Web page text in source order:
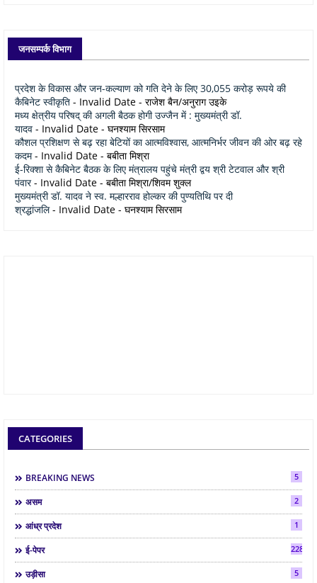
जनसम्पर्क विभाग
प्रदेश के विकास और जन-कल्याण को गति देने के लिए 30,055 करोड़ रूपये की
कैबिनेट स्वीकृति - Invalid Date - राजेश बैन/अनुराग उइके
मध्य क्षेत्रीय परिषद् की अगली बैठक होगी उज्जैन में : मुख्यमंत्री डॉ.
यादव - Invalid Date - घनश्याम सिरसाम
कौशल प्रशिक्षण से बढ़ रहा बेटियों का आत्मविश्वास, आत्मनिर्भर जीवन की ओर बढ़ रहे
कदम- Invalid Date - बबीता मिश्रा
ई-रिक्शा से कैबिनेट बैठक के लिए मंत्रालय पहुंचे मंत्री द्वय श्री टेटवाल और श्री
पंवार- Invalid Date - बबीता मिश्रा/शिवम शुक्ल
मुख्यमंत्री डॉ. यादव ने स्व. मल्हारराव होल्कर की पुण्यतिथि पर दी
श्रद्धांजलि- Invalid Date - घनश्याम सिरसाम
CATEGORIES
BREAKING NEWS 5
असम 2
आंध्र प्रदेश 1
ई-पेपर 2286
उड़ीसा 5